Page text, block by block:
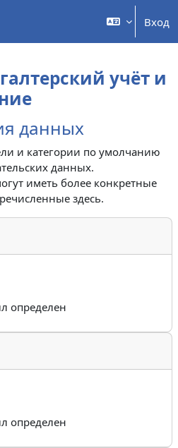
Вход
учёт и
данных
и категории по умолчанию
данных.
иметь более конкретные
здесь.
определен
определен